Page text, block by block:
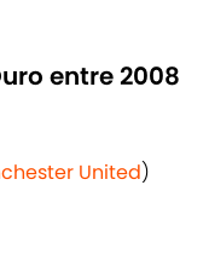
entre 2008
United)